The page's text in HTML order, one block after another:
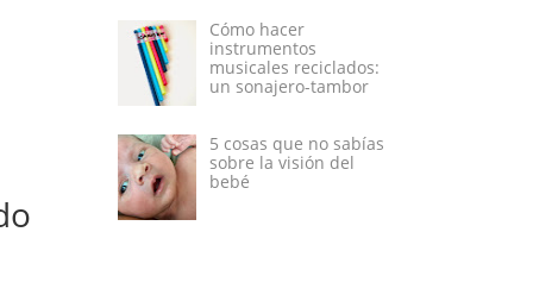
Cómo hacer
instrumentos
musicales reciclados:
un sonajero-tambor
5 cosas que no sabías
sobre la visión del
bebé